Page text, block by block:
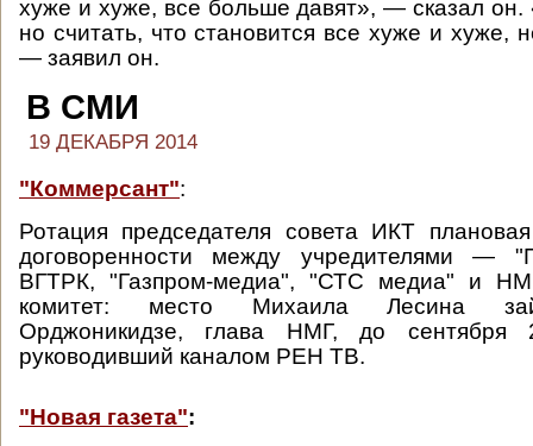
хуже и хуже, все больше давят», — сказал он.
но считать, что становится все хуже и хуже,
— заявил он.
В СМИ
19 ДЕКАБРЯ 2014
"Коммерсант":
Ротация председателя совета ИКТ
договоренности между учредителями —
ВГТРК, "Газпром-медиа", "СТС медиа" и
комитет: место Михаила Лесина
Орджоникидзе, глава НМГ, до сентября
руководивший каналом РЕН ТВ.
"Новая газета":